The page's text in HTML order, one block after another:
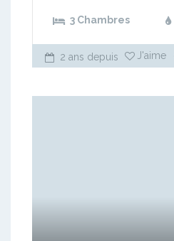
3 Chambres
2 ans depuis J'aime